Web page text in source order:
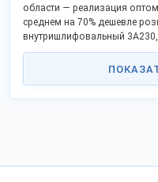
области — реализация
среднем на 70% дешевле
внутришлифовальный
Специальный
Частотные